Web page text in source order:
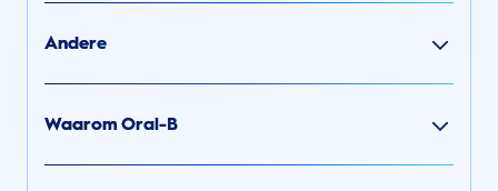
Andere
Waarom Oral-B